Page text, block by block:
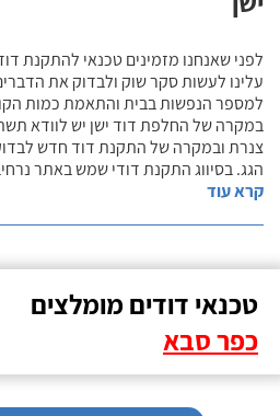
לפני שאנחנו מזמינים טכנאי להתקנת
עלינו לעשות סקר שוק ולבדוק את
למספר הנפשות בבית והתאמת כמות
במקרה של החלפת דוד ישן יש לוודא
צנרת ובמקרה של התקנת דוד חדש
הגג. בסיווג התקנת דודי שמש באתר
קרא עוד
טכנאי דודים מומלצים
כפר סבא